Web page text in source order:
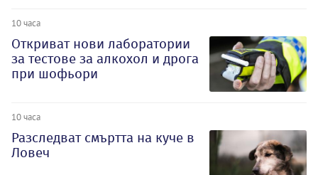
10 часа
Откриват нови лаборатории
за тестове за алкохол и дрога
при шофьори
10 часа
Разследват смъртта на куче в
Ловеч